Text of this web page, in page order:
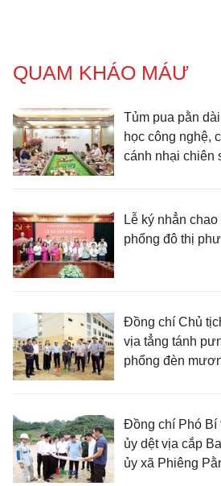
QUAM KHÁO MÁƯ
Tủm pua pằn
học công nghệ,
cánh nhại chiên
Lễ ký nhẳn
phổng đô thị
Đồng chí Chủ
vịa tẳng tánh
phổng đèn
Đồng chí Phó
ủy dệt vịa cắp
ủy xã Phiêng